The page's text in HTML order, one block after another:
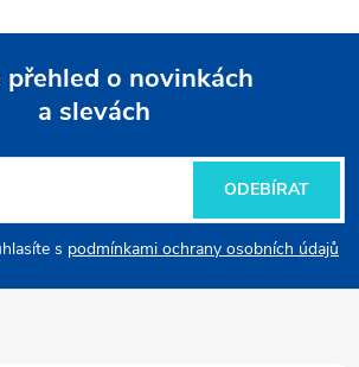
přehled o novinkách
a slevách
s podmínkami ochrany osobních údajů
ODEBÍRAT